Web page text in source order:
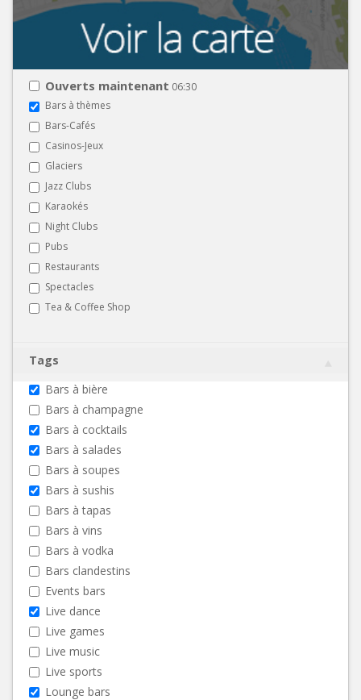
Ouverts maintenant 06:30
Bars à thèmes
Bars-Cafés
Casinos-Jeux
Glaciers
Jazz Clubs
Karaokés
Night Clubs
Pubs
Restaurants
Spectacles
Tea & Coffee Shop
Tags
Bars à bière
Bars à champagne
Bars à cocktails
Bars à salades
Bars à soupes
Bars à sushis
Bars à tapas
Bars à vins
Bars à vodka
Bars clandestins
Events bars
Live dance
Live games
Live music
Live sports
Lounge bars